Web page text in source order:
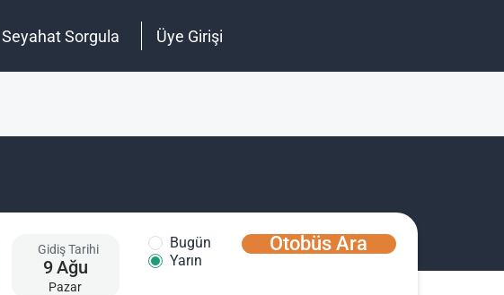
Seyahat Sorgula Üye Girişi
Gidiş Tarihi
9Ağu
Pazar
Bugün
Yarın
Otobüs Ara